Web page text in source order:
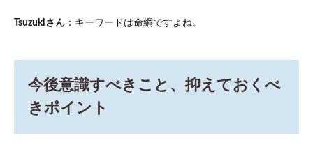
Tsuzukiさん ：キーワードは命綱ですよね。
今後意識すべきこと、抑えておくべ
きポイント